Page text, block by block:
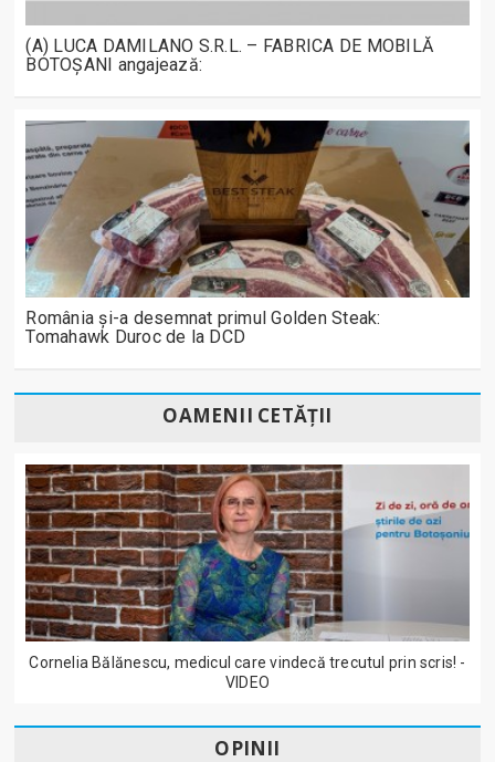
(A) LUCA DAMILANO S.R.L. – FABRICA DE MOBILĂ
BOTOȘANI angajează:
România și-a desemnat primul Golden Steak:
Tomahawk Duroc de la DCD
OAMENII CETĂȚII
Cornelia Bălănescu, medicul care vindecă trecutul prin scris! -
VIDEO
OPINII